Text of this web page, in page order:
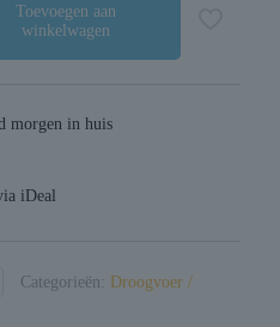
Toevoegen aan
winkelwagen
morgen in huis
iDeal
Categorieën:
Droogvoer /